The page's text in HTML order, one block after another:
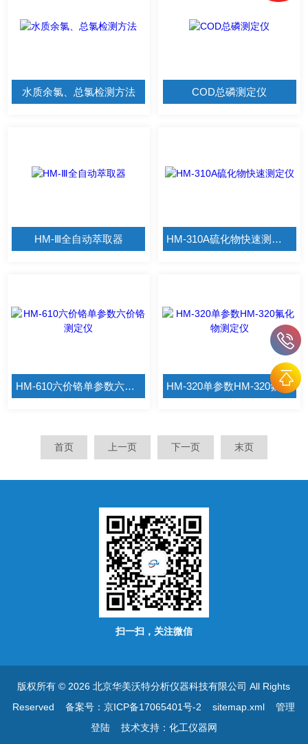
水质余氯、总氯检测方法 COD总磷测定仪
HM-Ⅲ全自动萃取器 HM-310A硫化物快速测定仪
HM-610六价铬单参数六价铬测定仪 HM-320单参数HM-320氟化物测定仪
首页 上一页 下一页 末页
扫一扫，关注微信
版权所有 © 2026 北京华美沃特分析仪器科技有限公司 All Rights
Reserved备案号：京ICP备17065401号-2 sitemap.xml
管理
登陆技术支持： 化工仪器网